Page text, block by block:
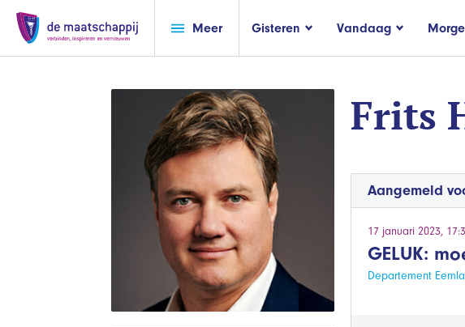
Meer Gisteren Vandaag
Frits
Aangemeld
17 januari 2023,
GELUK:
Departement